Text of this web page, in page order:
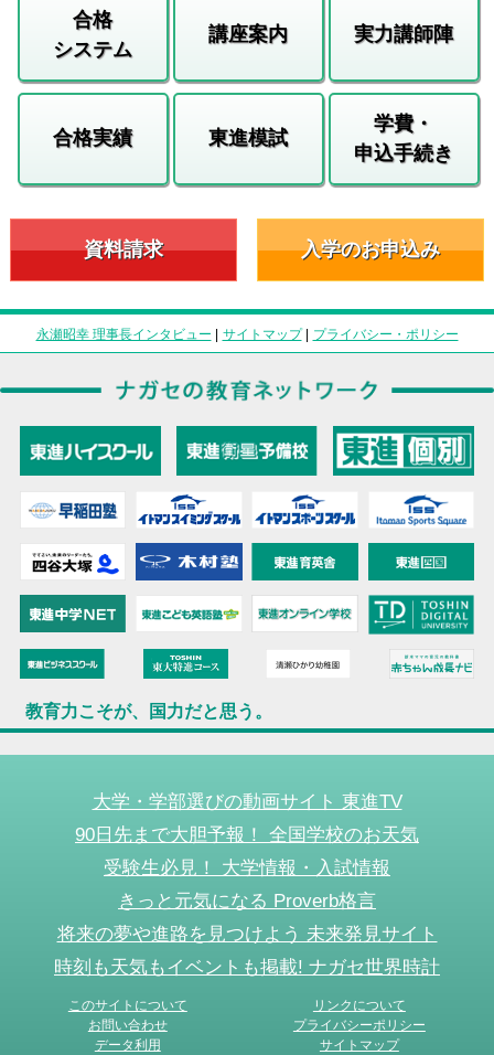
合格
システム
講座案内 実力講師陣
合格実績 東進模試
学費・
申込手続き
資料請求 入学のお申込み
永瀬昭幸 理事長インタビュー | サイトマップ| プライバシー・ポリシー
教育力こそが、国力だと思う。
大学・学部選びの動画サイト 東進TV
90日先まで大胆予報！ 全国学校のお天気
受験生必見！ 大学情報・入試情報
きっと元気になる Proverb格言
将来の夢や進路を見つけよう 未来発見サイト
時刻も天気もイベントも掲載! ナガセ世界時計
このサイトについて
リンクについて
お問い合わせ
プライバシーポリシー
データ利用
サイトマップ